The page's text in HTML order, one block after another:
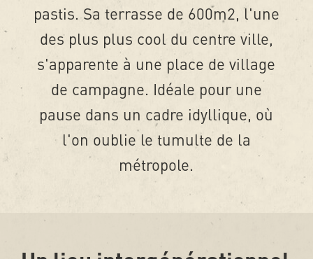
pastis. Sa terrasse de 600m2, l'une
des plus plus cool du centre ville,
s'apparente à une place de village
de campagne. Idéale pour une
pause dans un cadre idyllique, où
l'on oublie le tumulte de la
métropole.